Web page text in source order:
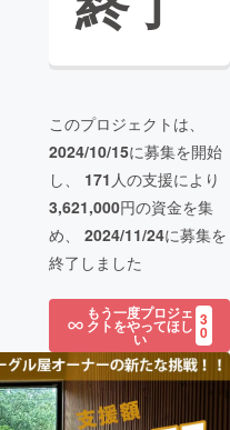
このプロジェクトは、
2024/10/15に募集を開始
し、 171 人の支援により
3,621,000円の資金を集
め、 2024/11/24に募集を
終了しました
もう一度プロジェ
クトをやってほし
い
3
0